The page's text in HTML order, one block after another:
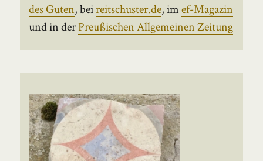
des Guten, beireitschuster.de, imef-Magazin
und in derPreußischen Allgemeinen Zeitung